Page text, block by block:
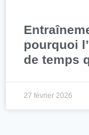
pourquoi
de temps
27 février 2026